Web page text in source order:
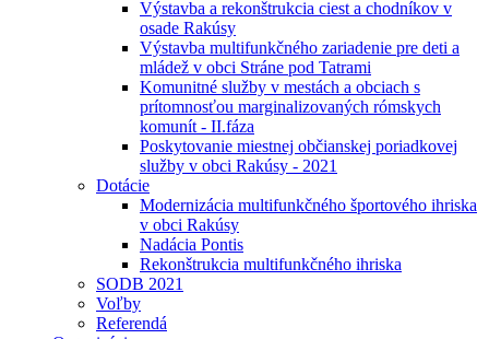
Výstavba a rekonštrukcia ciest a chodníkov v
osade Rakúsy
Výstavba multifunkčného zariadenie pre deti a
mládež v obci Stráne pod Tatrami
Komunitné služby v mestách a obciach s
prítomnosťou marginalizovaných rómskych
komunít - II.fáza
Poskytovanie miestnej občianskej poriadkovej
služby v obci Rakúsy - 2021
Dotácie
Modernizácia multifunkčného športového ihriska
v obci Rakúsy
Nadácia Pontis
Rekonštrukcia multifunkčného ihriska
SODB 2021
Voľby
Referendá